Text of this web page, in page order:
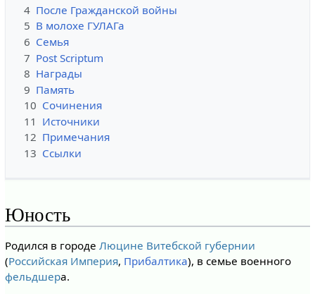
4 После Гражданской войны
5 В молохе ГУЛАГа
6 Семья
7 Post Scriptum
8 Награды
9 Память
10 Сочинения
11 Источники
12 Примечания
13 Ссылки
Юность
Родился в городе Люцине Витебской губернии
(Российская Империя, Прибалтика), в семье военного
фельдшера.